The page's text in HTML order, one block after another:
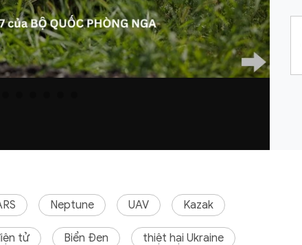
Neptune UAV Kazak
tử Biển Đen thiệt hại Ukraine